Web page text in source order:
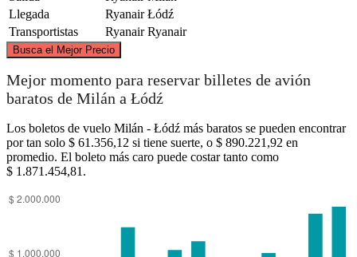
Llegada
Ryanair Łódź
Transportistas
Ryanair Ryanair
Busca el Mejor Precio
©
Mejor momento para reservar billetes de avión
baratos de Milán a Łódź
Los boletos de vuelo Milán - Łódź más baratos se pueden encontrar
por tan solo $ 61.356,12 si tiene suerte, o $ 890.221,92 en
promedio. El boleto más caro puede costar tanto como
$ 1.871.454,81.